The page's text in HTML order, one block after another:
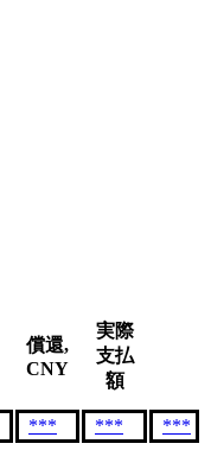
償還,
CNY
実際
支払
額
*** ***
***